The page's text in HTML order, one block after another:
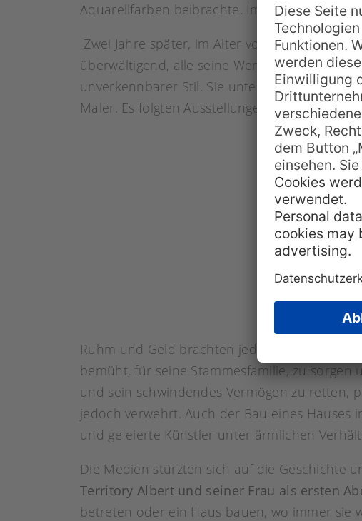
Aquarellfarben beibrachte. Im Gegenzug
Zwei Jahre später, im Alter von 36 Jahren,
überwältigend, alle seine Werke wurden
unverkennbarer Stil. Sie unterschieden sich
Maler. Es folgten Ausstellungen in Adelaide
Ruhm und Geld brachten jedoch auch
bemüht, für seine Stammesfamilie, zu sorgen
und sein schwindendes Vermögen zu retten,
jedoch verwehrt. Auch der Bau eines
und gefeierte Künstler unter ärmlichen
Die Medien stürzten sich auf die Geschichte
Territory Albert und seiner Frau als ersten
betreten oder ein Haus bauen, wo immer sie